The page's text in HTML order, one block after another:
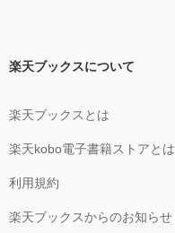
楽天ブックスについて
楽天ブックスとは
楽天kobo電子書籍ストアとは
利用規約
楽天ブックスからのお知らせ